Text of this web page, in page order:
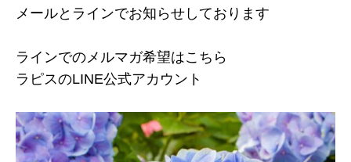
メールとラインでお知らせしております
ラインでのメルマガ希望はこちら
ラピスのLINE公式アカウント